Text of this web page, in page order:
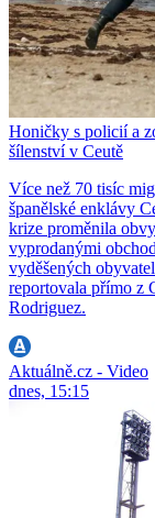
Honičky s policií a
šílenství v Ceutě
Více než 70 tisíc
španělské enklávy
krize proměnila
vyprodanými
vyděšených
reportovala přímo z
Rodriguez.
Aktuálně.cz - Video
dnes, 15:15